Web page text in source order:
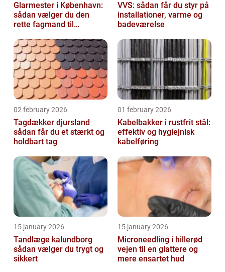
Glarmester i København:
sådan vælger du den
rette fagmand til
VVS: sådan får du styr på
installationer, varme og
badeværelse
02 february 2026
Tagdækker djursland
sådan får du et stærkt og
holdbart tag
01 february 2026
Kabelbakker i rustfrit stål:
effektiv og hygiejnisk
kabelføring
15 january 2026
Tandlæge kalundborg
sådan vælger du trygt og
sikkert
15 january 2026
Microneedling i hillerød
vejen til en glattere og
mere ensartet hud